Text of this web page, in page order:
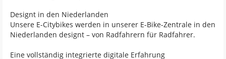
Designt in den Niederlanden
Unsere E-Citybikes werden in unserer E-Bike-Zentrale in den
Niederlanden designt – von Radfahrern für Radfahrer.
Eine vollständig integrierte digitale Erfahrung